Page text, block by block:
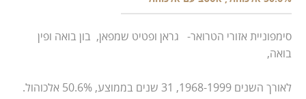
סימפוניית אזורי הטרואר- גראן ופטיט שמפאן, בון בואה ופין
בואה,
לאורך השנים 1968-1999, 31 שנים בממוצע, 50.6% אלכוהול.